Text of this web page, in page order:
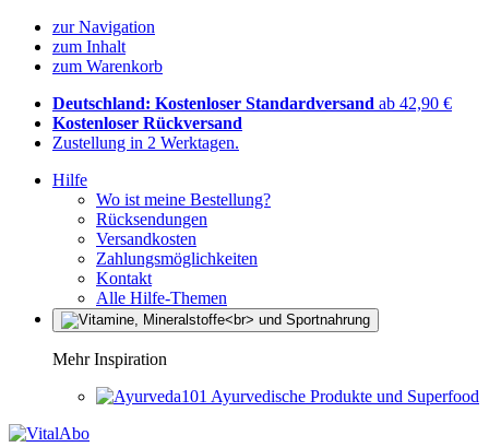
zur Navigation
zum Inhalt
zum Warenkorb
Deutschland: Kostenloser Standardversand ab 42,90 €
Kostenloser Rückversand
Zustellung in 2 Werktagen.
Hilfe
Wo ist meine Bestellung?
Rücksendungen
Versandkosten
Zahlungsmöglichkeiten
Kontakt
Alle Hilfe-Themen
Mehr Inspiration
Ayurvedische Produkte und Superfood